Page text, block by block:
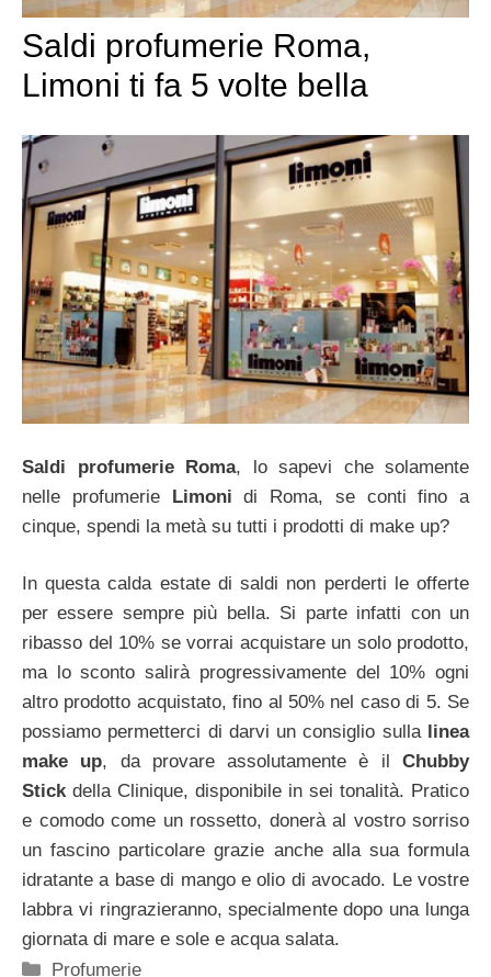
Saldi profumerie Roma,
Limoni ti fa 5 volte bella
Saldi profumerie Roma, lo sapevi che solamente
nelle profumerieLimonidi Roma, se conti fino a
cinque, spendi la metà su tutti i prodotti di make up?
In questa calda estate di saldi non perderti le offerte
per essere sempre più bella. Si parte infatti con un
ribasso del 10% se vorrai acquistare un solo prodotto,
ma lo sconto salirà progressivamente del 10% ogni
altro prodotto acquistato, fino al 50% nel caso di 5. Se
possiamo permetterci di darvi un consiglio sullalinea
make up, da provare assolutamente è il Chubby
Stickdella Clinique, disponibile in sei tonalità. Pratico
e comodo come un rossetto, donerà al vostro sorriso
un fascino particolare grazie anche alla sua formula
idratante a base di mango e olio di avocado. Le vostre
labbra vi ringrazieranno, specialmente dopo una lunga
giornata di mare e sole e acqua salata.
Categorie
Profumerie